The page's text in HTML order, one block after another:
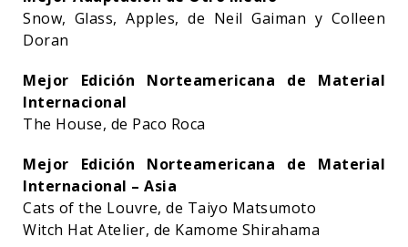
Snow, Glass, Apples, de Neil Gaiman y Colleen
Doran
Mejor Edición Norteamericana de Material
Internacional
The House, de Paco Roca
Mejor Edición Norteamericana de Material
Internacional – Asia
Cats of the Louvre, de Taiyo Matsumoto
Witch Hat Atelier, de Kamome Shirahama